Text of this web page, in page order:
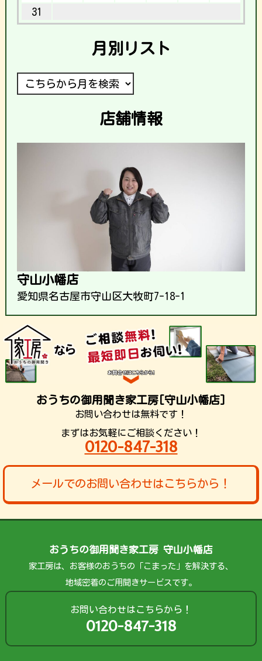
31
月別リスト
店舗情報
守山小幡店
愛知県名古屋市守山区大牧町7-18-1
おうちの御用聞き家工房[守山小幡店]
お問い合わせは無料です！
まずはお気軽にご相談ください！
0120-847-318
メールでのお問い合わせはこちらから！
おうちの御用聞き家工房 守山小幡店
家工房は、お客様のおうちの「こまった」を解決する、
地域密着のご用聞きサービスです。
お問い合わせはこちらから！
0120-847-318